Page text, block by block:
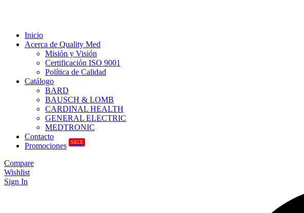
Inicio
Acerca de Quality Med
Misión y Visión
Certificación ISO 9001
Política de Calidad
Catálogo
BARD
BAUSCH & LOMB
CARDINAL HEALTH
GENERAL ELECTRIC
MEDTRONIC
Contacto
Promociones
SALE
Compare
Wishlist
Sign In